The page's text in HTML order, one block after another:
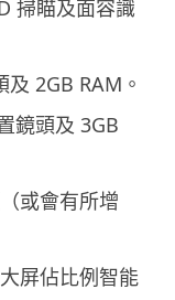
掃瞄及面容識
2GB RAM。
鏡頭及 3GB
或會有所增
屏佔比例智能